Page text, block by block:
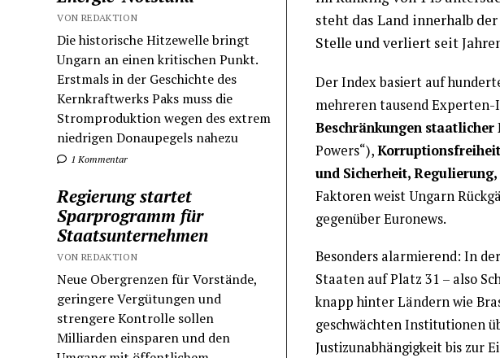
VON REDAKTION
Die historische Hitzewelle bringt
Ungarn an einen kritischen Punkt.
Erstmals in der Geschichte des
Kernkraftwerks Paks muss die
Stromproduktion wegen des extrem
niedrigen Donaupegels nahezu
1 Kommentar
Regierung startet
Sparprogramm für
Staatsunternehmen
VON REDAKTION
Neue Obergrenzen für Vorstände,
geringere Vergütungen und
strengere Kontrolle sollen
Milliarden einsparen und den
steht das Land innerhalb
Stelle und verliert seit
Der Index basiert auf
mehreren tausend Experten-
Beschränkungen staatlicher
Powers“),
und Sicherheit,
Faktoren weist Ungarn
gegenüber Euronews.
Besonders alarmierend: In
Staaten auf Platz 31 – also
knapp hinter Ländern wie
geschwächten Institutionen
Justizunabhängigkeit bis zur